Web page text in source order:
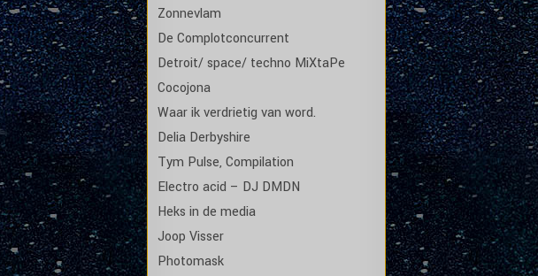
Zonnevlam
De Complotconcurrent
Detroit/ space/ techno MiXtaPe
Cocojona
Waar ik verdrietig van word.
Delia Derbyshire
Tym Pulse, Compilation
Electro acid – DJ DMDN
Heks in de media
Joop Visser
Photomask